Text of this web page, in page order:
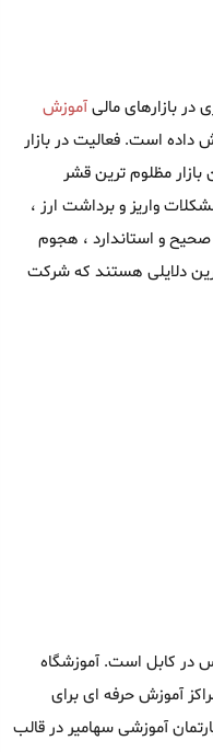
بازارهای مالیآموزش
داده است. فعالیت در بازار
بازار مظلوم ترین قشر
واریز و برداشت ارز ،
و استاندارد ، هجوم
دلایلی هستند که شرکت
در کابل است. آموزشگاه
آموزش حرفه ای برای
آموزشی سهامیر در قالب